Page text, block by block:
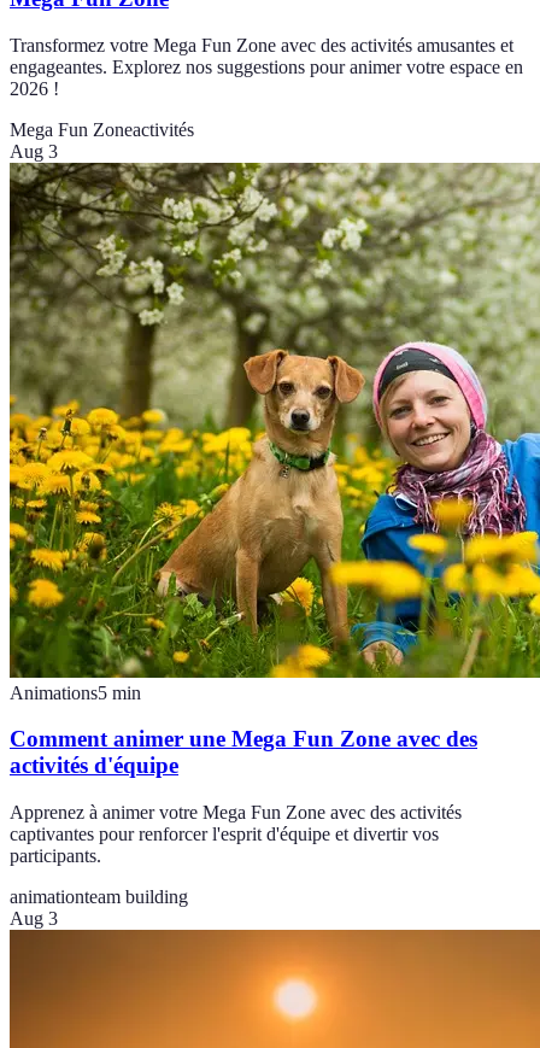
Transformez votre Mega Fun Zone avec des activités amusantes et
engageantes. Explorez nos suggestions pour animer votre espace en
2026 !
Mega Fun Zoneactivités
Aug 3
Animations5 min
Comment animer une Mega Fun Zone avec des
activités d'équipe
Apprenez à animer votre Mega Fun Zone avec des activités
captivantes pour renforcer l'esprit d'équipe et divertir vos
participants.
animationteam building
Aug 3